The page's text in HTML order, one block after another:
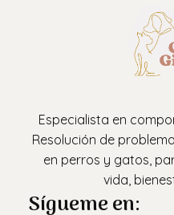
Especialista en
Resolución de
en perros y gatos,
vida,
Sígueme en: